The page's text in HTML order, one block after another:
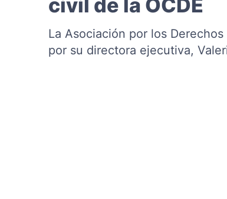
civil de la OCDE
La Asociación por los
por su directora ejecutiva,